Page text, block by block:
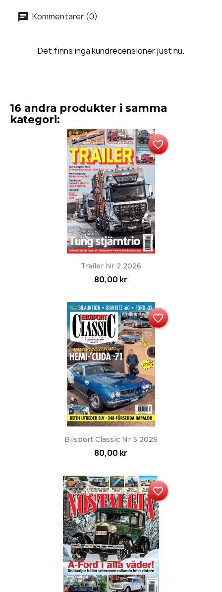
Kommentarer (0)
Det finns inga kundrecensioner just nu.
16 andra produkter i samma
kategori:
Trailer Nr 2 2026
80,00 kr
favorite_border
Bilsport Classic Nr 3 2026
80,00 kr
favorite_border
favorite_border